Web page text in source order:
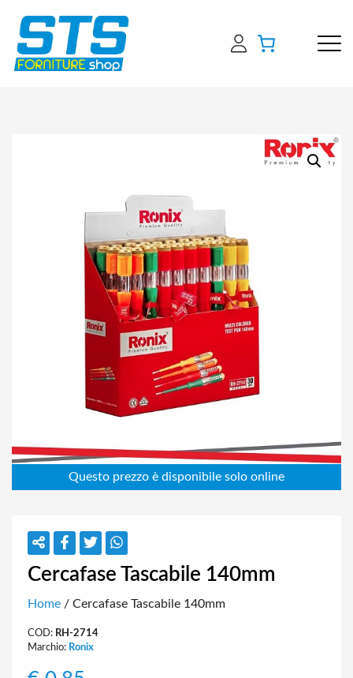
Cercafase Tascabile 140mm
Home / Cercafase Tascabile 140mm
COD: RH-2714
Marchio: Ronix